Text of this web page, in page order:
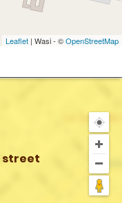
Leaflet | Wasi - ©OpenStreetMap
street